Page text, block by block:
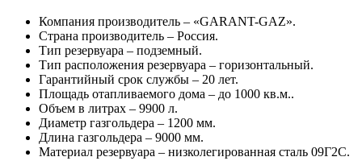
Компания производитель – «GARANT-GAZ».
Страна производитель – Россия.
Тип резервуара – подземный.
Тип расположения резервуара – горизонтальный.
Гарантийный срок службы – 20 лет.
Площадь отапливаемого дома – до 1000 кв.м..
Объем в литрах – 9900 л.
Диаметр газгольдера – 1200 мм.
Длина газгольдера – 9000 мм.
Материал резервуара – низколегированная сталь 09Г2С.